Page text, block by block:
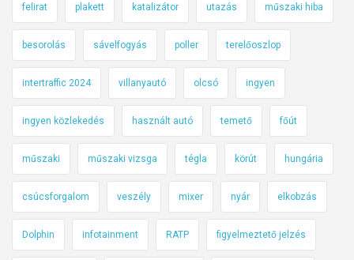
felirat plakett katalizátor utazás műszaki hiba
besorolás sávelfogyás poller terelőoszlop
intertraffic 2024 villanyautó olcsó ingyen
ingyen közlekedés használt autó temető főút
műszaki műszaki vizsga tégla körút hungária
csúcsforgalom veszély mixer nyár elkobzás
Dolphin infotainment RATP figyelmeztető jelzés